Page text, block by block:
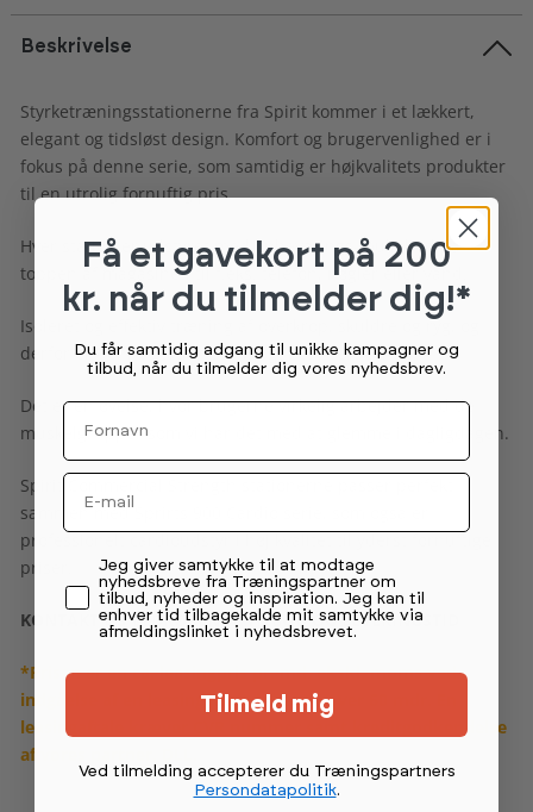
Beskrivelse
Styrketræningsstationerne fra Spirit kommer i et lækkert,
elegant og tidsløst design. Komfort og brugervenlighed er i
fokus på denne serie, som samtidig er højkvalitets produkter
til en utrolig fornuftig pris.
Hver station er udstyret med opbevarings-mulighed på
toppen af magasinet, til f.eks. telefon, nøgler eller vand.
Isoleret og effektiv træning af overkrop, skuldre og ryg, og
derfor er denne station så vigtigt i et hvert center.
Det er en øvelse, hvor brugerne virkelig arbejder med de
muskelgrupper som vi har det med at glemme i dagligdagen.
Spirit Commercial Strength stationerne passer perfekt
sammen med Sprirts 900 Cardio serie, som også er
professionelt cardioudstyr i høj kvalitet til yderst fornuftige
priser.
KONTAKT OS VEDRØRENDE TILBUD OG LEVERINGSTID
*Prisen er en ca. leasingpris pr. md. ekskl. moms ved
indgåelse af en leasingaftale løbende over 60 mdr. En
leasingaftale kræver CVR nummer samt kreditgodkendelse
af vores partner, DLL.
Få et gavekort på 200
kr. når du tilmelder dig!*
Du får samtidig adgang til unikke kampagner og
tilbud, når du tilmelder dig vores nyhedsbrev.
Fornavn
Email
Permission tekst
Jeg giver samtykke til at modtage
nyhedsbreve fra Træningspartner om
tilbud, nyheder og inspiration. Jeg kan til
enhver tid tilbagekalde mit samtykke via
afmeldingslinket i nyhedsbrevet.
Tilmeld mig
Ved tilmelding accepterer du Træningspartners
Persondatapolitik.